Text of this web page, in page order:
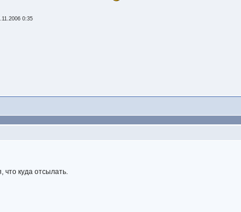
0:35
что куда отсылать.